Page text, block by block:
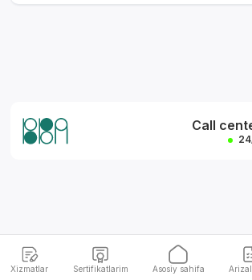
Call
Xizmatlar Sertifikatlarim Asosiy sahifa